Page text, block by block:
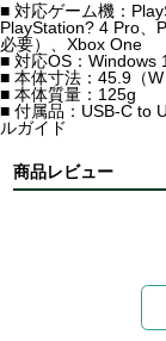
■ 対応ゲーム機：
PlayStation? 4 Pro、
必要）、Xbox One
■ 対応OS：Windows
■ 本体寸法：45.9（
■ 本体質量：125g
■ 付属品：USB-C to
ルガイド
商品レビュー